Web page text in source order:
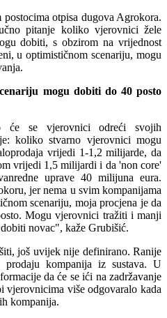
otpisa dugova Agrokora.
pitanje koliko vjerovnici žele
dobiti, s obzirom na vrijednost
u optimističnom scenariju, mogu
mogu dobiti do 40 posto
će se vjerovnici odreći svojih
koliko stvarno vjerovnici mogu
vrijedi 1-1,2 milijarde, da
vrijedi 1,5 milijardi i da 'non core'
uprave 40 milijuna eura.
jer nema u svim kompanijama
scenariju, moja procjena je da
Mogu vjerovnici tražiti i manji
novac", kaže Grubišić.
još uvijek nije definirano. Ranije
kompanija iz sustava. U
da će se ići na zadržavanje
vjerovnicima više odgovaralo kada
kompanija.